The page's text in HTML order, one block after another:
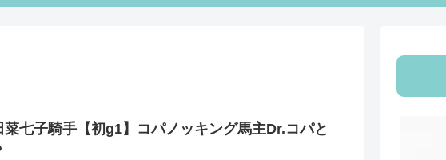
菜七子騎手【初g1】コパノッキング馬主Dr.コパと